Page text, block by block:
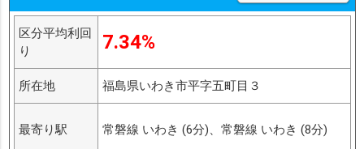
区分平均利回
り
7.34%
所在地 福島県いわき市平字五町目３
最寄り駅 常磐線 いわき (6分)、常磐線 いわき (8分)